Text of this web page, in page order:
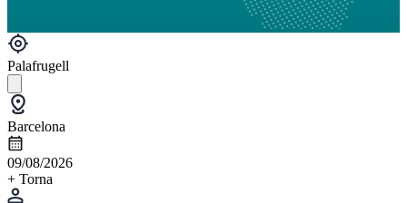
Palafrugell
Barcelona
09/08/2026
+ Torna